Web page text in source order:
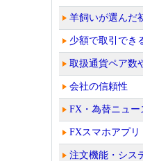
羊飼いが選んだ
少額で取引でき
取扱通貨ペア数
会社の信頼性
FX・為替ニュー
FXスマホアプリ
注文機能・シス